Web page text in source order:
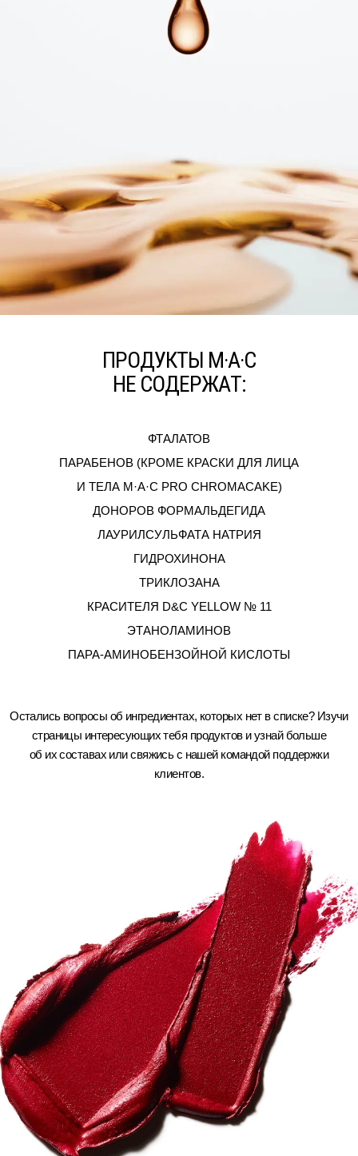
ПРОДУКТЫ M·A·C
НЕ СОДЕРЖАТ:
ФТАЛАТОВ
ПАРАБЕНОВ (КРОМЕ КРАСКИ ДЛЯ ЛИЦА
И ТЕЛА M·A·C PRO CHROMACAKE)
ДОНОРОВ ФОРМАЛЬДЕГИДА
ЛАУРИЛСУЛЬФАТА НАТРИЯ
ГИДРОХИНОНА
ТРИКЛОЗАНА
КРАСИТЕЛЯ D&C YELLOW № 11
ЭТАНОЛАМИНОВ
ПАРА-АМИНОБЕНЗОЙНОЙ КИСЛОТЫ
Остались вопросы об ингредиентах, которых нет в списке? Изучи
страницы интересующих тебя продуктов и узнай больше
об их составах или свяжись с нашей командой поддержки
клиентов.